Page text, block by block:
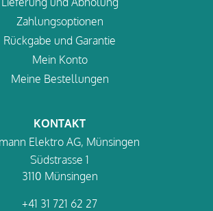
Zahlungsoptionen
Rückgabe und Garantie
Mein Konto
Meine Bestellungen
KONTAKT
Elektro AG, Münsingen
Südstrasse 1
3110 Münsingen
+41 31 721 62 27